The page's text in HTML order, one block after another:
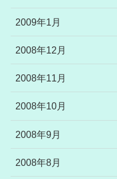
2009年1月
2008年12月
2008年11月
2008年10月
2008年9月
2008年8月